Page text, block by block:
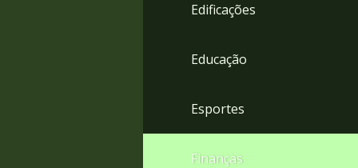
Edificações
Educação
Esportes
Finanças